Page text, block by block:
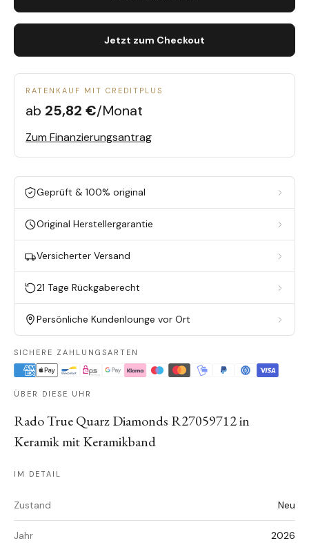
Jetzt zum Checkout
RATENKAUF MIT CREDITPLUS
ab 25,82 €/Monat
Zum Finanzierungsantrag
Geprüft & 100% original
Original Herstellergarantie
Versicherter Versand
21 Tage Rückgaberecht
Persönliche Kundenlounge vor Ort
SICHERE ZAHLUNGSARTEN
ÜBER DIESE UHR
Rado True Quarz Diamonds R27059712 in
Keramik mit Keramikband
IM DETAIL
Zustand Neu
Jahr 2026